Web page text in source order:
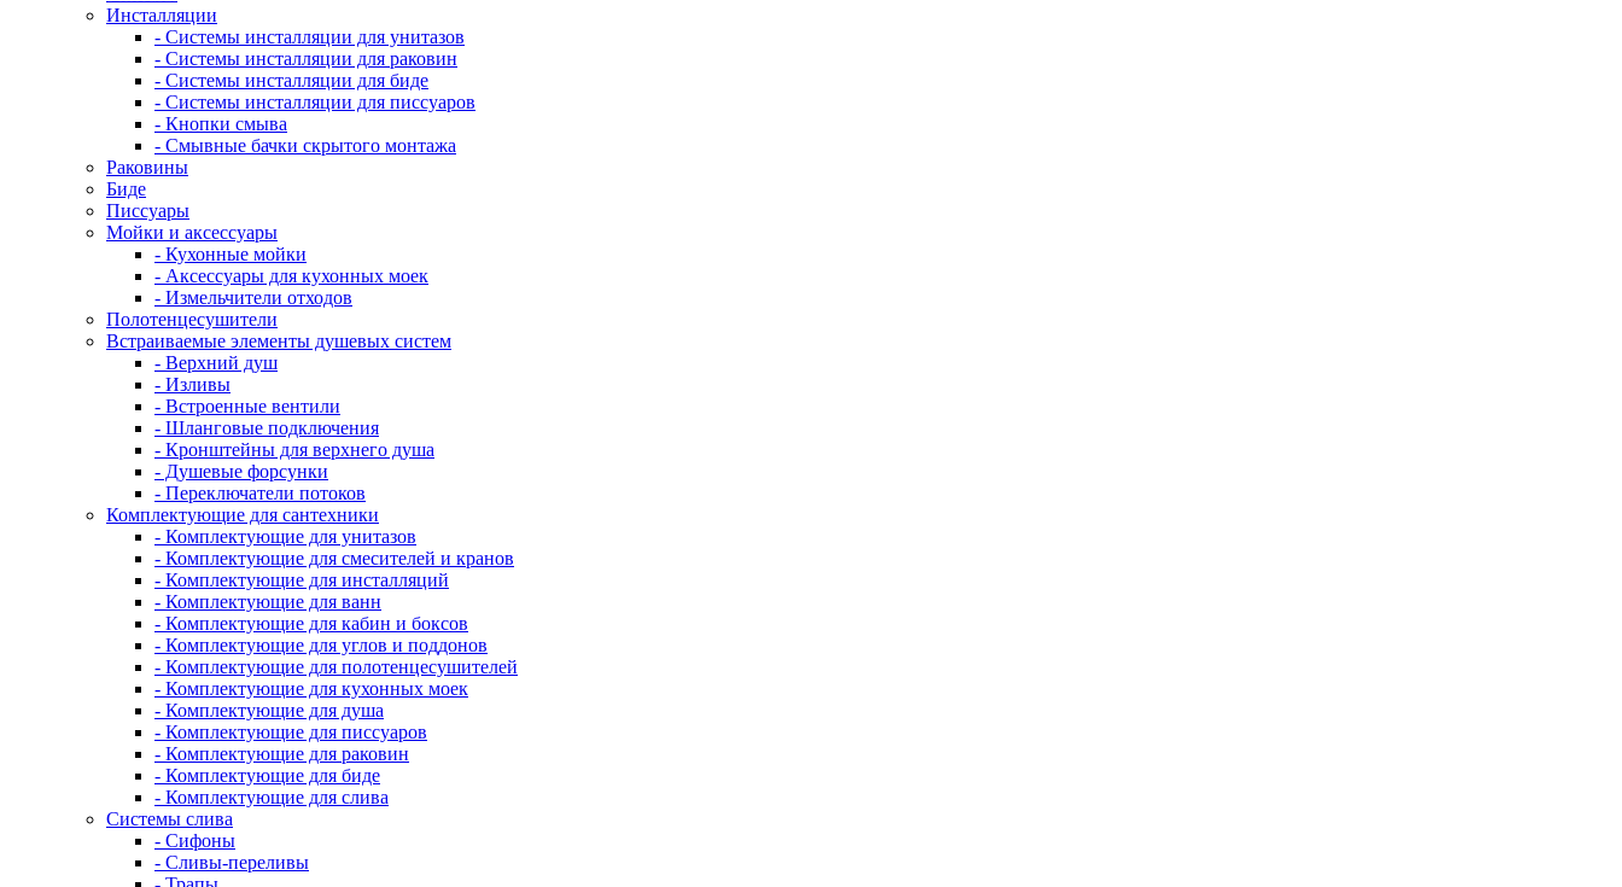
Инсталляции
- Системы инсталляции для унитазов
- Системы инсталляции для раковин
- Системы инсталляции для биде
- Системы инсталляции для писсуаров
- Кнопки смыва
- Смывные бачки скрытого монтажа
Раковины
Биде
Писсуары
Мойки и аксессуары
- Кухонные мойки
- Аксессуары для кухонных моек
- Измельчители отходов
Полотенцесушители
Встраиваемые элементы душевых систем
- Верхний душ
- Изливы
- Встроенные вентили
- Шланговые подключения
- Кронштейны для верхнего душа
- Душевые форсунки
- Переключатели потоков
Комплектующие для сантехники
- Комплектующие для унитазов
- Комплектующие для смесителей и кранов
- Комплектующие для инсталляций
- Комплектующие для ванн
- Комплектующие для кабин и боксов
- Комплектующие для углов и поддонов
- Комплектующие для полотенцесушителей
- Комплектующие для кухонных моек
- Комплектующие для душа
- Комплектующие для писсуаров
- Комплектующие для раковин
- Комплектующие для биде
- Комплектующие для слива
Системы слива
- Сифоны
- Сливы-переливы